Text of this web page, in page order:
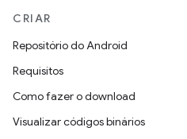
CRIAR
Repositório do Android
Requisitos
Como fazer o download
Visualizar códigos binários